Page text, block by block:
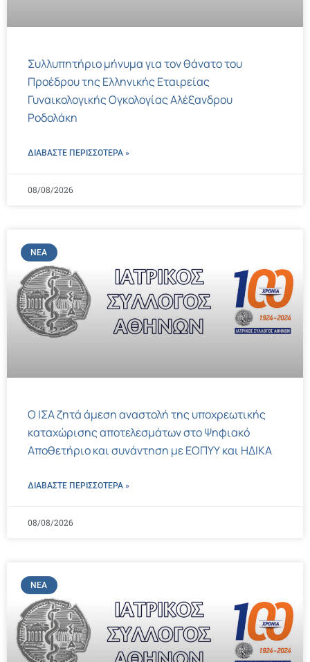
Συλλυπητήριο μήνυμα για τον θάνατο του
Προέδρου της Ελληνικής Εταιρείας
Γυναικολογικής Ογκολογίας Αλέξανδρου
Ροδολάκη
ΔΙΑΒΑΣΤΕ ΠΕΡΙΣΣΌΤΕΡΑ »
08/08/2026
ΝΈΑ
Ο ΙΣΑ ζητά άμεση αναστολή της υποχρεωτικής
καταχώρισης αποτελεσμάτων στο Ψηφιακό
Αποθετήριο και συνάντηση με ΕΟΠΥΥ και ΗΔΙΚΑ
ΔΙΑΒΑΣΤΕ ΠΕΡΙΣΣΌΤΕΡΑ »
08/08/2026
ΝΈΑ